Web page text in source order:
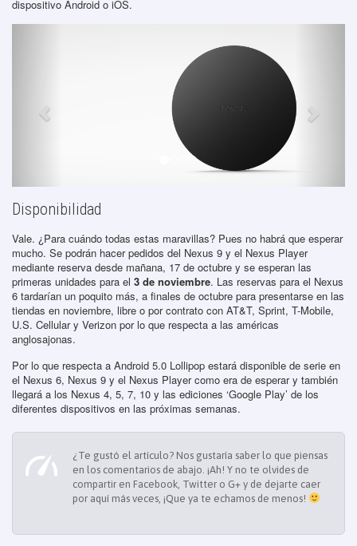
dispositivo Android o iOS.
Disponibilidad
Vale. ¿Para cuándo todas estas maravillas? Pues no habrá que esperar
mucho. Se podrán hacer pedidos del Nexus 9 y el Nexus Player
mediante reserva desde mañana, 17 de octubre y se esperan las
primeras unidades para el 3 de noviembre. Las reservas para el Nexus
6 tardarían un poquito más, a finales de octubre para presentarse en las
tiendas en noviembre, libre o por contrato con AT&T, Sprint, T-Mobile,
U.S. Cellular y Verizon por lo que respecta a las américas
anglosajonas.
Por lo que respecta a Android 5.0 Lollipop estará disponible de serie en
el Nexus 6, Nexus 9 y el Nexus Player como era de esperar y también
llegará a los Nexus 4, 5, 7, 10 y las ediciones ‘Google Play’ de los
diferentes dispositivos en las próximas semanas.
¿Te gustó el artículo? Nos gustaría saber lo que piensas
en los comentarios de abajo. ¡Ah! Y no te olvides de
compartir en Facebook, Twitter o G+ y de dejarte caer
por aquí más veces, ¡Que ya te echamos de menos!